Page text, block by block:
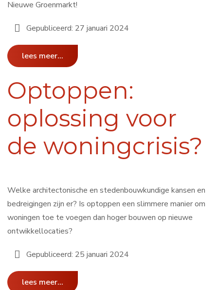
Nieuwe Groenmarkt!
Gepubliceerd: 27 januari 2024
lees meer...
Optoppen:
oplossing voor
de woningcrisis?
Welke architectonische en stedenbouwkundige kansen en
bedreigingen zijn er? Is optoppen een slimmere manier om
woningen toe te voegen dan hoger bouwen op nieuwe
ontwikkellocaties?
Gepubliceerd: 25 januari 2024
lees meer...